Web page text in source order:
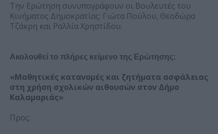
Την Ερώτηση συνυπογράφουν οι Βουλευτές του
Κινήματος Δημοκρατίας: Γιώτα Πούλου, Θεοδώρα
Τζάκρη και Ραλλία Χρηστίδου.
Ακολουθεί το πλήρες κείμενο της Ερώτησης:
«Μαθητικές κατανομές και ζητήματα ασφάλειας
στη χρήση σχολικών αιθουσών στον Δήμο
Καλαμαριάς»
Προς: